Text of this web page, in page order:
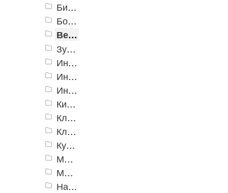
Биты
Болторезы, тросорезы
Верстаки, тиски, струбцины
Зубила, кернеры, гвоздодеры, ломы
Инструменты для гипсокартона
Инструменты специальные
Инструменты электрика
Киянки
Ключи гаечные
Ключи трубные, разводные
Кувалды
Молотки
Молотки специальные
Наборы инструмента